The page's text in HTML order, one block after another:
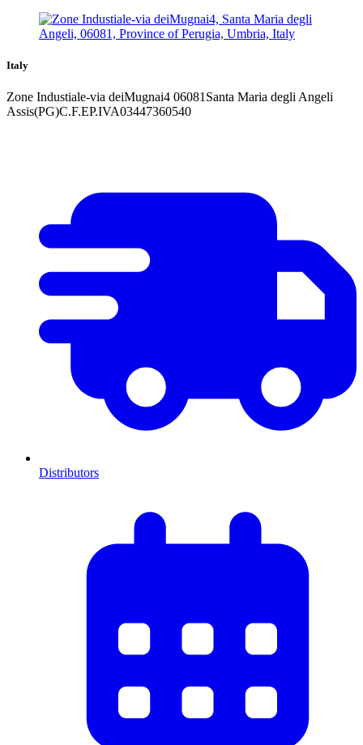
Italy
Zone Industiale-via deiMugnai4 06081Santa Maria degli Angeli
Assis(PG)C.F.EP.IVA03447360540
Distributors